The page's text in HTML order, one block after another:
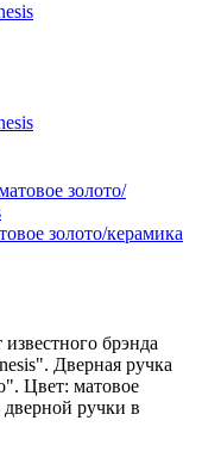
золото/керамика
брэнда
Дверная ручка
Цвет: матовое
дверной ручки в